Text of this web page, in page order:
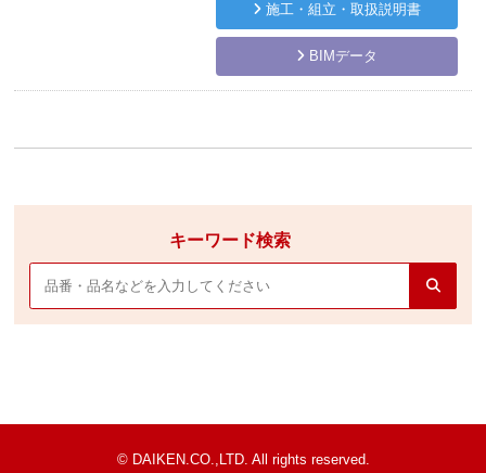
施工・組立・取扱説明書
BIMデータ
キーワード検索
© DAIKEN.CO.,LTD. All rights reserved.